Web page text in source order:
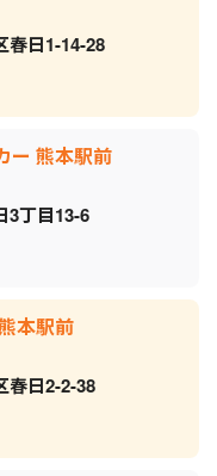
春日1-14-28
ー 熊本駅前
3丁目13-6
本駅前
春日2-2-38